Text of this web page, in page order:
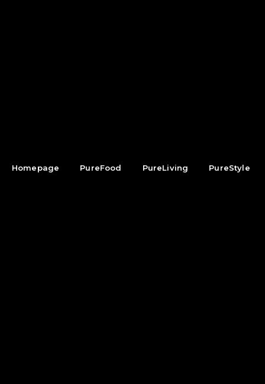
Homepage PureFood PureLiving PureStyle